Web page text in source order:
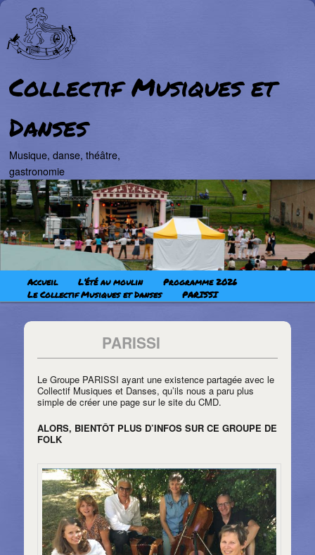
Collectif Musiques et
Danses
Musique, danse, théâtre,
gastronomie
Menu principalAller au contenu principal
Aller au contenu secondaire
Accueil L’été au moulin
Programme 2026
Le Collectif Musiques et Danses
PARISSI
PARISSI
Le Groupe PARISSI ayant une existence partagée avec le
Collectif Musiques et Danses, qu’ils nous a paru plus
simple de créer une page sur le site du CMD.
ALORS, BIENTÔT PLUS D’INFOS SUR CE GROUPE DE
FOLK